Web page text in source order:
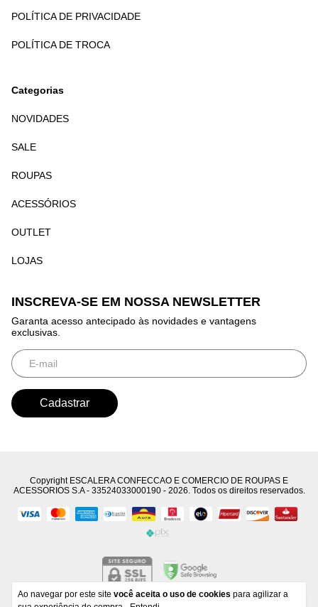
Ao navegar por este site você aceita o uso de cookies para agilizar a
POLÍTICA DE PRIVACIDADE
POLÍTICA DE TROCA
Categorias
NOVIDADES
SALE
ROUPAS
ACESSÓRIOS
OUTLET
LOJAS
INSCREVA-SE EM NOSSA NEWSLETTER
Garanta acesso antecipado às novidades e vantagens
exclusivas.
Copyright ESCALERA CONFECCAO E COMERCIO DE ROUPAS E
ACESSORIOS S.A - 33524033000190 - 2026. Todos os direitos reservados.
Developed by